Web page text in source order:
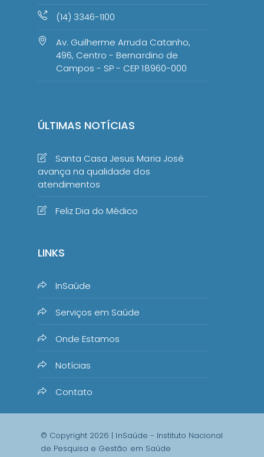
(14) 3346-1100
Av. Guilherme Arruda Catanho,
496, Centro - Bernardino de
Campos - SP - CEP 18960-000
ÚLTIMAS NOTÍCIAS
Santa Casa Jesus Maria José
avança na qualidade dos
atendimentos
Feliz Dia do Médico
LINKS
InSaúde
Serviços em Saúde
Onde Estamos
Notícias
Contato
© Copyright 2026 | InSaúde - Instituto Nacional
de Pesquisa e Gestão em Saúde